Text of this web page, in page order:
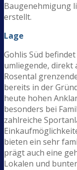
Baugenehmigung
erstellt.
Lage
Gohlis Süd
umliegende, direkt
Rosental
bereits in der
heute hohen
besonders bei
zahlreiche
bieten ein sehr
prägt auch eine
Lokalen und